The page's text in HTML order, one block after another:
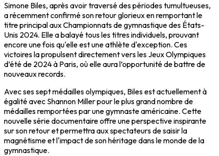
Simone Biles, après avoir traversé des périodes tumultueuses,
a récemment confirmé son retour glorieux en remportant le
titre principal aux Championnats de gymnastique des États-
Unis 2024. Elle a balayé tous les titres individuels, prouvant
encore une fois qu'elle est une athlète d'exception. Ces
victoires la propulsent directement vers les Jeux Olympiques
d’été de 2024 à Paris, où elle aura l’opportunité de battre de
nouveaux records.
Avec ses sept médailles olympiques, Biles est actuellement à
égalité avec Shannon Miller pour le plus grand nombre de
médailles remportées par une gymnaste américaine. Cette
nouvelle série documentaire offre une perspective inspirante
sur son retour et permettra aux spectateurs de saisir la
magnétisme et l'impact de son héritage dans le monde de la
gymnastique.